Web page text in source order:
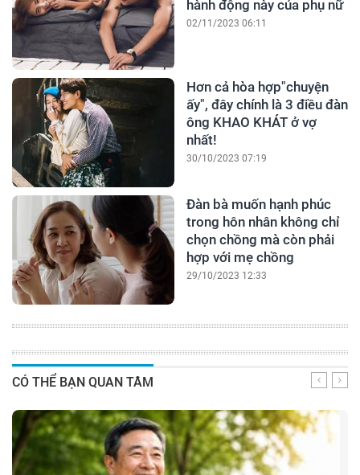
hành động này của phụ nữ
02/11/2023 06:11
Hơn cả hòa hợp"chuyện
ấy", đây chính là 3 điều đàn
ông KHAO KHÁT ở vợ
nhất!
30/10/2023 07:19
Đàn bà muốn hạnh phúc
trong hôn nhân không chỉ
chọn chồng mà còn phải
hợp với mẹ chồng
29/10/2023 12:33
CÓ THỂ BẠN QUAN TÂM